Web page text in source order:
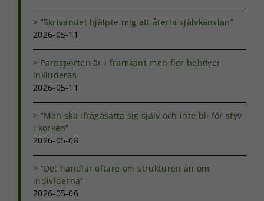
”Skrivandet hjälpte mig att återta självkänslan”
2026-05-11
Parasporten är i framkant men fler behöver
inkluderas
2026-05-11
”Man ska ifrågasätta sig själv och inte bli för styv
i korken”
2026-05-08
”Det handlar oftare om strukturen än om
individerna”
2026-05-06
från
hemsidan.
Marknadsföring
surfar ökar du